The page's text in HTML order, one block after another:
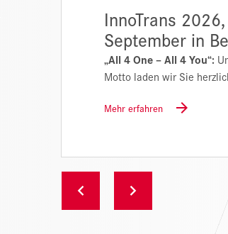
InnoTrans
September in
„All 4 One – All 4 You“:
Motto laden wir Sie
Mehr erfahren